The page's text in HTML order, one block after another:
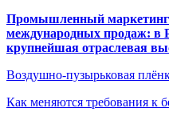
Промышленный маркетинг
международных продаж: в
крупнейшая отраслевая
Воздушно-пузырьковая
Как меняются требования к